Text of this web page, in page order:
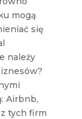
mogą
się
należy
Airbnb,
z tych firm